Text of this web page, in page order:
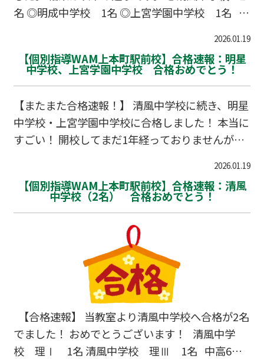
生徒も少なくあ…
名 ◎明成中学校 1名 ◎上宮学園中学校 1名 計
だった生徒もいます。 しかし、結果はどうであ
れ、一生懸命頑張ったことには変わりありませ
活かせると思います。 改めて、おめでとうござ
います！
2026.01.19
【個別指導WAM上本町駅前校】合格速報：明星
中学校、上宮学園中学校 合格おめでとう！
【またまた合格速報！】 清風中学校に続き、明星
中学校・上宮学園中学校に合格しました！ 本当に
すごい！ 開校してまだ1年経っておりませんが、
一同も嬉しい気持ちです。これからも応援してい
ます！
2026.01.19
【個別指導WAM上本町駅前校】合格速報：清風
中学校（2名） 合格おめでとう！
【合格速報】 当教室より清風中学校へ合格が2名
でました！ おめでとうございます！ 清風中学
校 理Ⅰ 1名 清風中学校 理Ⅲ 1名 中高6年